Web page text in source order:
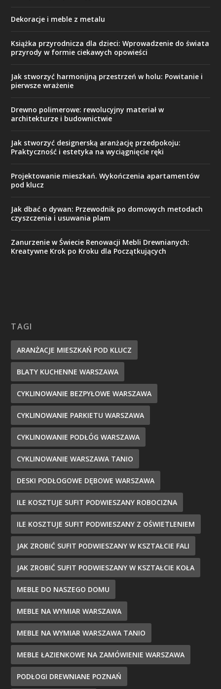
Dekoracje i meble z metalu
Książka przyrodnicza dla dzieci: Wprowadzenie do świata
przyrody w formie ciekawych opowieści
Jak stworzyć harmonijną przestrzeń w holu: Powitanie i
pierwsze wrażenie
Drewno polimerowe: rewolucyjny materiał w
architekturze i budownictwie
Jak stworzyć designerską aranżację przedpokoju:
Praktyczność i estetyka na wyciągnięcie ręki
Projektowanie mieszkań. Wykończenia apartamentów
pod klucz
Jak dbać o dywan: Przewodnik po domowych metodach
czyszczenia i usuwania plam
Zanurzenie w Świecie Renowacji Mebli Drewnianych:
Kreatywne Krok po Kroku dla Początkujących
TAGI
ARANŻACJE MIESZKAŃ POD KLUCZ
BLATY KUCHENNE WARSZAWA
CYKLINOWANIE BEZPYŁOWE WARSZAWA
CYKLINOWANIE PARKIETU WARSZAWA
CYKLINOWANIE PODŁÓG WARSZAWA
CYKLINOWANIE WARSZAWA TANIO
DESKI PODŁOGOWE DĘBOWE WARSZAWA
ILE KOSZTUJE SUFIT PODWIESZANY ROBOCIZNA
ILE KOSZTUJE SUFIT PODWIESZANY Z OŚWIETLENIEM
JAK ZROBIĆ SUFIT PODWIESZANY W KSZTAŁCIE FALI
JAK ZROBIĆ SUFIT PODWIESZANY W KSZTAŁCIE KOŁA
MEBLE DO NASZEGO DOMU
MEBLE NA WYMIAR WARSZAWA
MEBLE NA WYMIAR WARSZAWA TANIO
MEBLE ŁAZIENKOWE NA ZAMÓWIENIE WARSZAWA
PODŁOGI DREWNIANE POZNAŃ